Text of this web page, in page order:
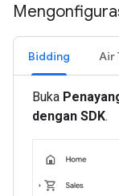
Bidding Air
Buka
dengan SDK.